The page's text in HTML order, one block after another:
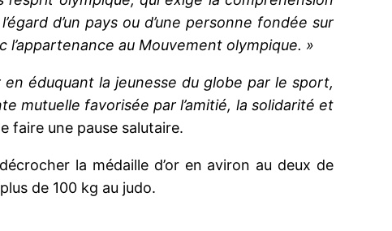
d’un pays ou d’une personne fondée sur
au Mouvement olympique. »
éduquant la jeunesse du globe par le sport,
mutuelle favorisée par l’amitié, la solidarité et
faire une pause salutaire.
la médaille d’or en aviron au deux de
de 100 kg au judo.